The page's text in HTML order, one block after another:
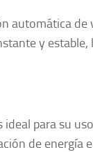
automática de
y estable,
para su
de energía